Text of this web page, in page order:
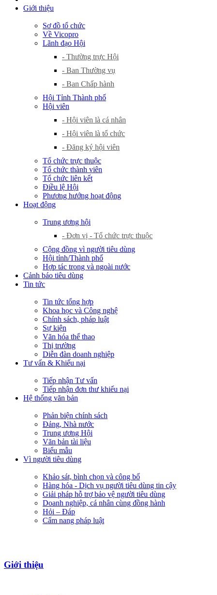
Giới thiệu
Sơ đồ tổ chức
Về Vicopro
Lãnh đạo Hội
- Thường trực Hội
- Ban Thường vụ
- Ban Chấp hành
Hội Tỉnh Thành phố
Hội viên
- Hội viên là cá nhân
- Hội viên là tổ chức
- Đăng ký hội viên
Tổ chức trực thuộc
Tổ chức thành viên
Tổ chức liên kết
Điều lệ Hội
Phương hướng hoạt động
Hoạt động
Trung ương hội
- Đơn vị - Tổ chức trực thuộc
Cộng đồng vì người tiêu dùng
Hội tỉnh/Thành phố
Hợp tác trong và ngoài nước
Cảnh báo tiêu dùng
Tin tức
Tin tức tổng hợp
Khoa học và Công nghệ
Chính sách, pháp luật
Sự kiện
Văn hóa thể thao
Thị trường
Diễn đàn doanh nghiệp
Tư vấn & Khiếu nại
Tiếp nhận Tư vấn
Tiếp nhận đơn thư khiếu nại
Hệ thống văn bản
Phản biện chính sách
Đảng, Nhà nước
Trung ương Hội
Văn bản tài liệu
Biểu mẫu
Vì người tiêu dùng
Khảo sát, bình chọn và công bố
Hàng hóa - Dịch vụ người tiêu dùng tin cậy
Giải pháp hỗ trợ bảo vệ người tiêu dùng
Doanh nghiệp, cá nhân cùng đồng hành
Hỏi – Đáp
Cẩm nang pháp luật
Giới thiệu